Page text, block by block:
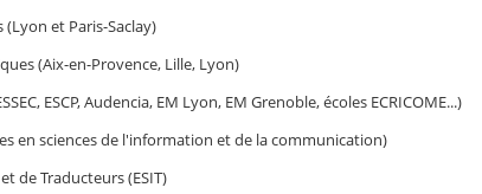
(Lyon et Paris-Saclay)
(Aix-en-Provence, Lille, Lyon)
ESCP, Audencia, EM Lyon, EM Grenoble, écoles ECRICOME...)
en sciences de l'information et de la communication)
de Traducteurs (ESIT)